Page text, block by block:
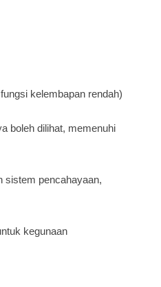
kelembapan rendah)
boleh dilihat, memenuhi
sistem pencahayaan,
kegunaan